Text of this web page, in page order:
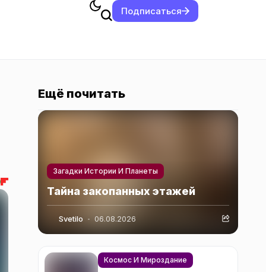
Подписаться
Ещё почитать
Загадки Истории И Планеты
Тайна закопанных этажей
Svetilo 06.08.2026
Космос И Мироздание